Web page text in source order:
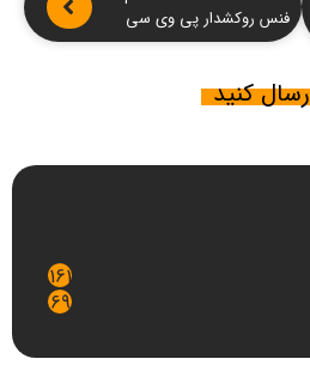
فنس روکشدار پی وی سی
کنید
161
69